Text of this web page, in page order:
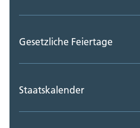
Gesetzliche Feiertage
Staatskalender